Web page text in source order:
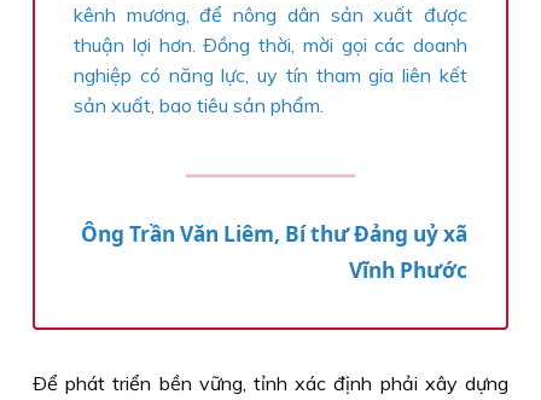
kênh mương, để nông dân sản xuất được
thuận lợi hơn. Ðồng thời, mời gọi các doanh
nghiệp có năng lực, uy tín tham gia liên kết
sản xuất, bao tiêu sản phẩm.
Ông Trần Văn Liêm, Bí thư Ðảng uỷ xã
Vĩnh Phước
Ðể phát triển bền vững, tỉnh xác định phải xây dựng